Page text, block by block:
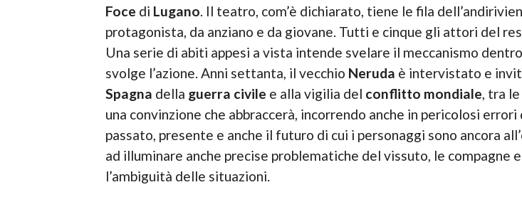
Foce di Lugano. Il teatro, com’è dichiarato, tiene le fila
protagonista, da anziano e da giovane. Tutti e cinque gli attori del
Una serie di abiti appesi a vista intende svelare il meccanismo
svolge l’azione. Anni settanta, il vecchio Neruda è intervistato e
Spagna della guerra civile e alla vigilia del conflitto mondiale, tra
una convinzione che abbraccerà, incorrendo anche in pericolosi
passato, presente e anche il futuro di cui i personaggi sono ancora
ad illuminare anche precise problematiche del vissuto, le
l’ambiguità delle situazioni.